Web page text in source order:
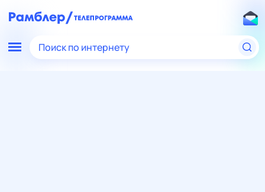
Поиск по интернету